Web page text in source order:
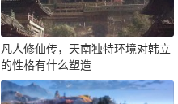
凡人修仙传，天南独特环境对韩立
的性格有什么塑造